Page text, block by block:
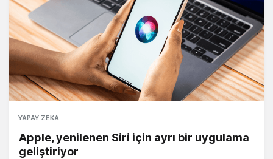
YAPAY ZEKA
Apple, yenilenen Siri için ayrı bir uygulama
geliştiriyor